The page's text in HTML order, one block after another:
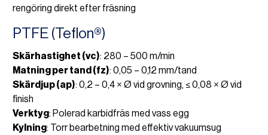
rengöring direkt efter fräsning
PTFE (Teflon®)
Skärhastighet (vc): 280 – 500 m/min
Matning per tand (fz): 0,05 – 0,12 mm/tand
Skärdjup (ap): 0,2 – 0,4 × Ø vid grovning, ≤ 0,08 × Ø vid
finish
Verktyg: Polerad karbidfräs med vass egg
Kylning: Torr bearbetning med effektiv vakuumsug